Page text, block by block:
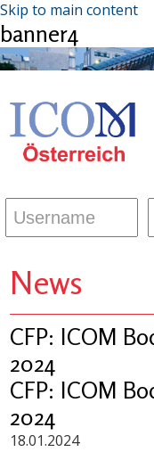
Skip to main content
banner4
News
CFP: ICOM
2024
CFP: ICOM
2024
18.01.2024